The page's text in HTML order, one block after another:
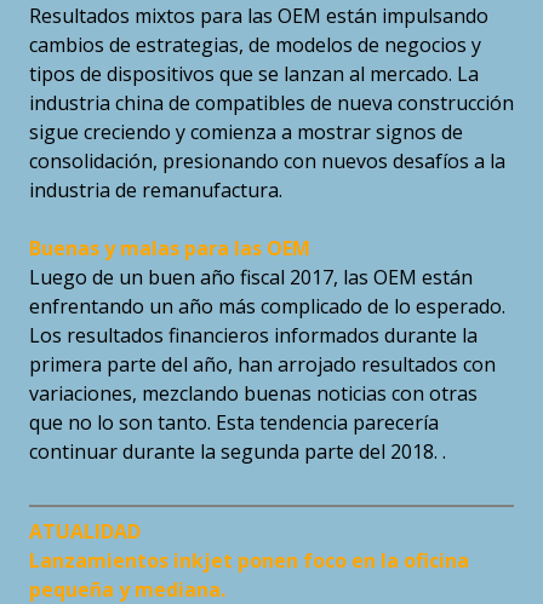
Resultados mixtos para las OEM están impulsando
cambios de estrategias, de modelos de negocios y
tipos de dispositivos que se lanzan al mercado. La
industria china de compatibles de nueva construcción
sigue creciendo y comienza a mostrar signos de
consolidación, presionando con nuevos desafíos a la
industria de remanufactura.
Buenas y malas para las OEM
Luego de un buen año fiscal 2017, las OEM están
enfrentando un año más complicado de lo esperado.
Los resultados financieros informados durante la
primera parte del año, han arrojado resultados con
variaciones, mezclando buenas noticias con otras
que no lo son tanto. Esta tendencia parecería
continuar durante la segunda parte del 2018. .
ATUALIDAD
Lanzamientos inkjet ponen foco en la oficina
pequeña y mediana.